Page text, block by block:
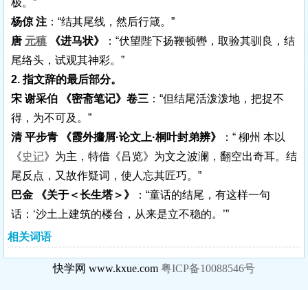
极。”
杨倞 注 ：“结其尾线，然后行箴。”
唐 元稹 《进马状》
：“伏望陛下扬鞭顿轡，取验其驯良，结
尾络头，试观其神彩。”
2. 指文辞的最后部分。
宋 谢采伯 《密斋笔记》卷三 ：“但结尾活泼泼地，把捉不
得，为不可及。”
清 平步青 《霞外攟屑·论文上·桐叶封弟辨》
：“ 柳州 本以
《史记》为主，特借《吕览》为文之波澜，翻空出奇耳。结
尾反点，又故作疑词，使人忘其匠巧。”
巴金 《关于＜长生塔＞》
：“童话的结尾，有这样一句
话：‘沙土上建筑的楼台，从来是立不稳的。’”
相关词语
快学网 www.kxue.com 粤ICP备10088546号